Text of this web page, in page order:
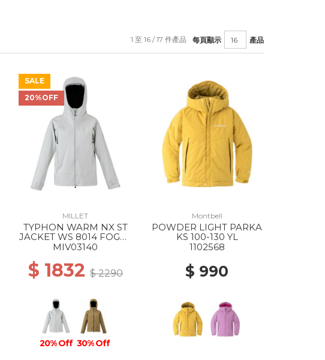
每頁顯示 產品
1 至 16 / 17 件產品
SALE
20%OFF
MILLET
TYPHON WARM NX ST
JACKET WS 8014 FOGGY
DEW
MIV03140
$ 1832 $ 2290
20% Off 30% Off
Montbell
POWDER LIGHT PARKA
KS 100-130 YL
1102568
$ 990